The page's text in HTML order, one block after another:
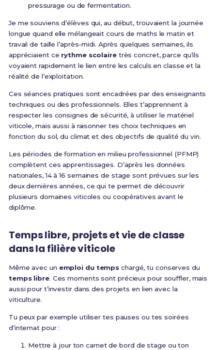
pressurage ou de fermentation.
Je me souviens d’élèves qui, au début, trouvaient la journée
longue quand elle mélangeait cours de maths le matin et
travail de taille l’après-midi. Après quelques semaines, ils
appréciaient ce rythme scolairetrès concret, parce qu’ils
voyaient rapidement le lien entre les calculs en classe et la
réalité de l’exploitation.
Ces séances pratiques sont encadrées par des enseignants
techniques ou des professionnels. Elles t’apprennent à
respecter les consignes de sécurité, à utiliser le matériel
viticole, mais aussi à raisonner tes choix techniques en
fonction du sol, du climat et des objectifs de qualité du vin.
Les périodes de formation en milieu professionnel (PFMP)
complètent ces apprentissages. D’après les données
nationales, 14 à 16 semaines de stage sont prévues sur les
deux dernières années, ce qui te permet de découvrir
plusieurs domaines viticoles ou coopératives avant le
diplôme.
Temps libre, projets et vie de classe
dans la filière viticole
Même avec un emploi du temps chargé, tu conserves du
temps libre. Ces moments sont précieux pour souffler, mais
aussi pour t’investir dans des projets en lien avec la
viticulture.
Tu peux par exemple utiliser tes pauses ou tes soirées
d’internat pour :
Mettre à jour ton carnet de bord de stage ou ton